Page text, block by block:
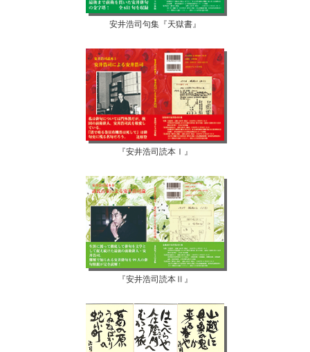
安井浩司句集『天獄書』
『安井浩司読本Ⅰ』
『安井浩司読本Ⅱ』